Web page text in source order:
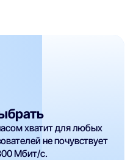
хватит для любых
не почувствует
Мбит/с.